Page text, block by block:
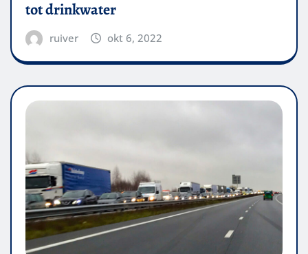
tot drinkwater
ruiver okt 6, 2022